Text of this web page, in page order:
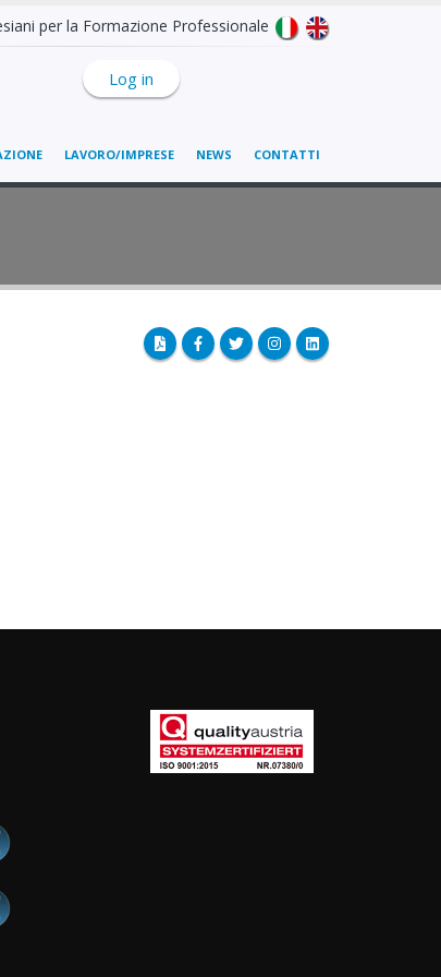
per la Formazione Professionale
Log in
LAVORO/IMPRESE NEWS CONTATTI